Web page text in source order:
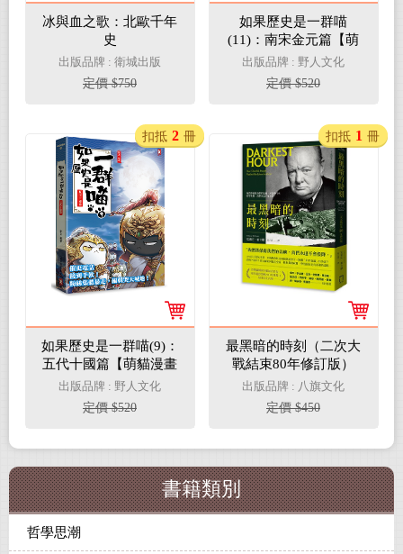
冰與血之歌：北歐千年
史
出版品牌 : 衛城出版
定價 $750
如果歷史是一群喵
(11)：南宋金元篇【萌
貓漫畫學歷史】 (暢銷
二版)
出版品牌 : 野人文化
定價 $520
如果歷史是一群喵(9)：
五代十國篇【萌貓漫畫
學歷史】 (暢銷二版)
出版品牌 : 野人文化
定價 $520
扣抵 2 冊
最黑暗的時刻（二次大
戰結束80年修訂版）
出版品牌 : 八旗文化
定價 $450
扣抵 1 冊
書籍類別
哲學思潮